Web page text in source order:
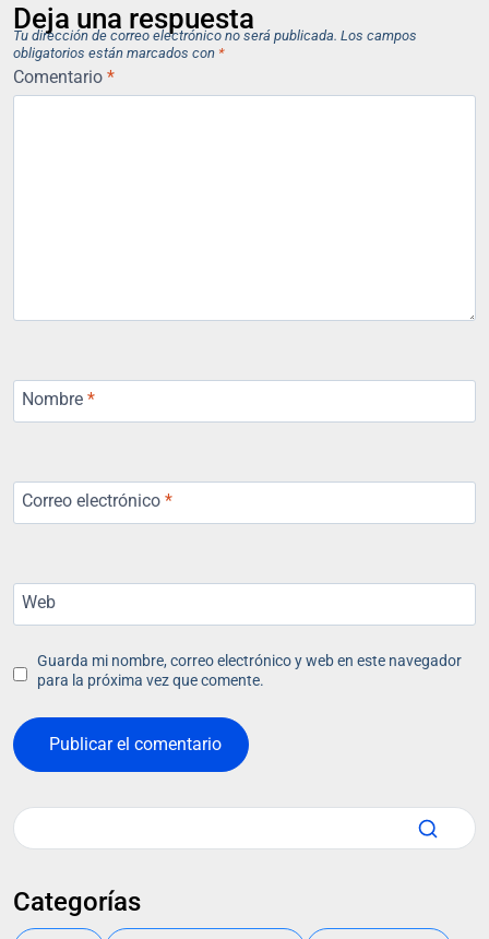
Deja una respuesta
Tu dirección de correo electrónico no será publicada. Los campos
obligatorios están marcados con *
Comentario *
Nombre *
Correo electrónico *
Web
Guarda mi nombre, correo electrónico y web en este navegador
para la próxima vez que comente.
Categorías